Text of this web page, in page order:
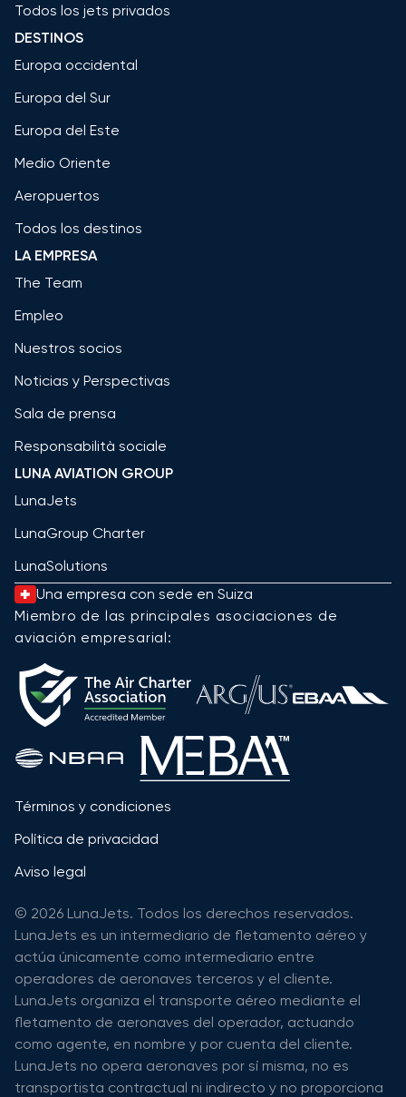
Todos los jets privados
DESTINOS
Europa occidental
Europa del Sur
Europa del Este
Medio Oriente
Aeropuertos
Todos los destinos
LA EMPRESA
The Team
Empleo
Nuestros socios
Noticias y Perspectivas
Sala de prensa
Responsabilità sociale
LUNA AVIATION GROUP
LunaJets
LunaGroup Charter
LunaSolutions
Una empresa con sede en Suiza
Miembro de las principales asociaciones de
aviación empresarial:
Términos y condiciones
Política de privacidad
Aviso legal
© 2026 LunaJets. Todos los derechos reservados.
LunaJets es un intermediario de fletamento aéreo y
actúa únicamente como intermediario entre
operadores de aeronaves terceros y el cliente.
LunaJets organiza el transporte aéreo mediante el
fletamento de aeronaves del operador, actuando
como agente, en nombre y por cuenta del cliente.
LunaJets no opera aeronaves por sí misma, no es
transportista contractual ni indirecto y no proporciona